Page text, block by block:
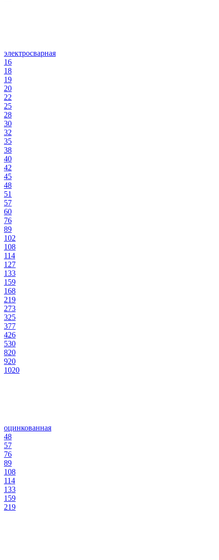
электросварная
16
18
19
20
22
25
28
30
32
35
38
40
42
45
48
51
57
60
76
89
102
108
114
127
133
159
168
219
273
325
377
426
530
820
920
1020
оцинкованная
48
57
76
89
108
114
133
159
219